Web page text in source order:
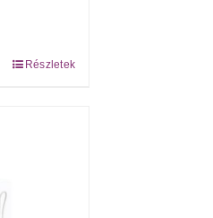
Részletek